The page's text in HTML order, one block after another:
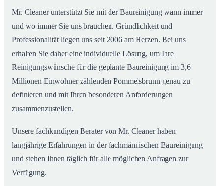
Mr. Cleaner unterstützt Sie mit der Baureinigung wann immer
und wo immer Sie uns brauchen. Gründlichkeit und
Professionalität liegen uns seit 2006 am Herzen. Bei uns
erhalten Sie daher eine individuelle Lösung, um Ihre
Reinigungswünsche für die geplante Baureinigung im 3,6
Millionen Einwohner zählenden Pommelsbrunn genau zu
definieren und mit Ihren besonderen Anforderungen
zusammenzustellen.
Unsere fachkundigen Berater von Mr. Cleaner haben
langjährige Erfahrungen in der fachmännischen Baureinigung
und stehen Ihnen täglich für alle möglichen Anfragen zur
Verfügung.